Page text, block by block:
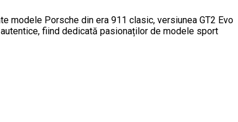
modele Porsche din era 911 clasic, versiunea GT2 Evo
fiind dedicată pasionaților de modele sport